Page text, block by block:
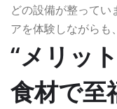
どの設備が整ってい
アを体験しながらも
“メリッ
食材で至